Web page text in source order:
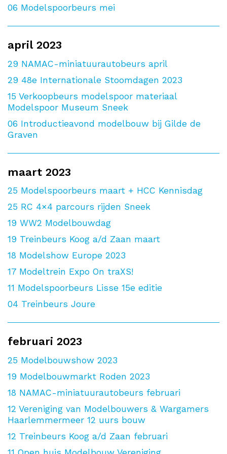
06 Modelspoorbeurs mei
april 2023
29 NAMAC-miniatuurautobeurs april
29 48e Internationale Stoomdagen 2023
15 Verkoopbeurs modelspoor materiaal
Modelspoor Museum Sneek
06 Introductieavond modelbouw bij Gilde de
Graven
maart 2023
25 Modelspoorbeurs maart + HCC Kennisdag
25 RC 4×4 parcours rijden Sneek
19 WW2 Modelbouwdag
19 Treinbeurs Koog a/d Zaan maart
18 Modelshow Europe 2023
17 Modeltrein Expo On traXS!
11 Modelspoorbeurs Lisse 15e editie
04 Treinbeurs Joure
februari 2023
25 Modelbouwshow 2023
19 Modelbouwmarkt Roden 2023
18 NAMAC-miniatuurautobeurs februari
12 Vereniging van Modelbouwers & Wargamers
Haarlemmermeer 12 uurs bouw
12 Treinbeurs Koog a/d Zaan februari